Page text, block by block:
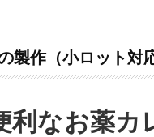
製作（小ロット対
利なお薬カ